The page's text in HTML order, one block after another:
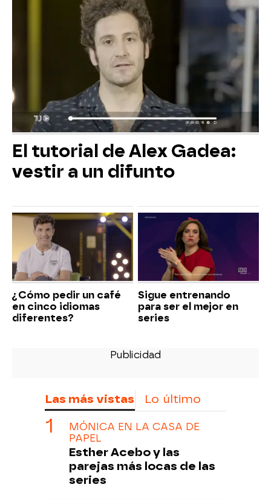
El tutorial de Alex Gadea:
vestir a un difunto
¿Cómo pedir un café
en cinco idiomas
diferentes?
Sigue entrenando
para ser el mejor en
series
Las más vistas Lo último
MÓNICA EN LA CASA DE
PAPEL
Esther Acebo y las
parejas más locas de las
series